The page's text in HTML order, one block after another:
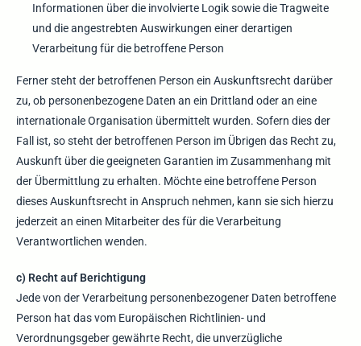
Informationen über die involvierte Logik sowie die Tragweite
und die angestrebten Auswirkungen einer derartigen
Verarbeitung für die betroffene Person
Ferner steht der betroffenen Person ein Auskunftsrecht darüber
zu, ob personenbezogene Daten an ein Drittland oder an eine
internationale Organisation übermittelt wurden. Sofern dies der
Fall ist, so steht der betroffenen Person im Übrigen das Recht zu,
Auskunft über die geeigneten Garantien im Zusammenhang mit
der Übermittlung zu erhalten. Möchte eine betroffene Person
dieses Auskunftsrecht in Anspruch nehmen, kann sie sich hierzu
jederzeit an einen Mitarbeiter des für die Verarbeitung
Verantwortlichen wenden.
c) Recht auf Berichtigung
Jede von der Verarbeitung personenbezogener Daten betroffene
Person hat das vom Europäischen Richtlinien- und
Verordnungsgeber gewährte Recht, die unverzügliche